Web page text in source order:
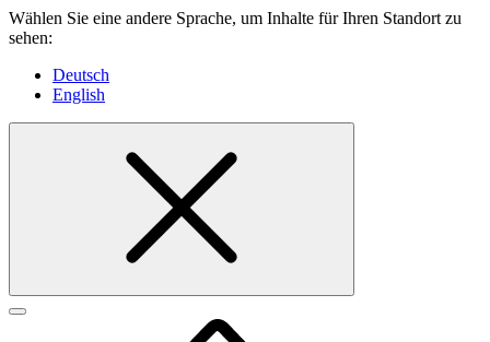
Wählen Sie eine andere Sprache, um Inhalte für Ihren Standort zu
sehen:
Deutsch
English